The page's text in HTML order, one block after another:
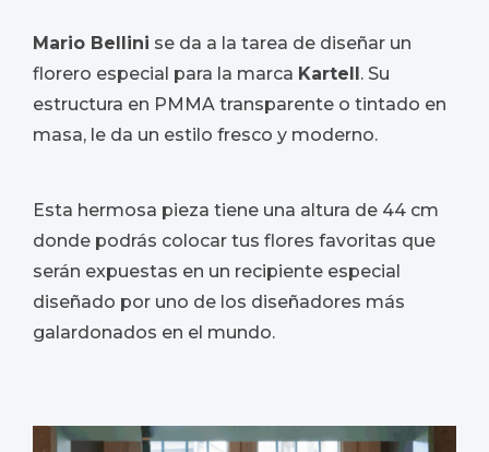
Mario Bellini se da a la tarea de diseñar un
florero especial para la marca Kartell . Su
estructura en PMMA transparente o tintado en
masa, le da un estilo fresco y moderno.
Esta hermosa pieza tiene una altura de 44 cm
donde podrás colocar tus flores favoritas que
serán expuestas en un recipiente especial
diseñado por uno de los diseñadores más
galardonados en el mundo.